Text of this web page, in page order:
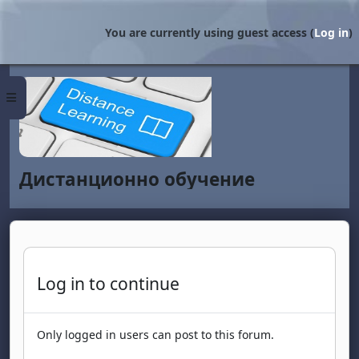
Side panel
You are currently using guest access (Log in)
Дистанционно обучение
Log in to continue
Only logged in users can post to this forum.